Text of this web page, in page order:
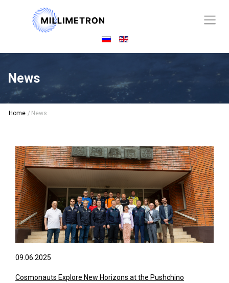
News
Home / News
09.06.2025
Cosmonauts Explore New Horizons at the Pushchino